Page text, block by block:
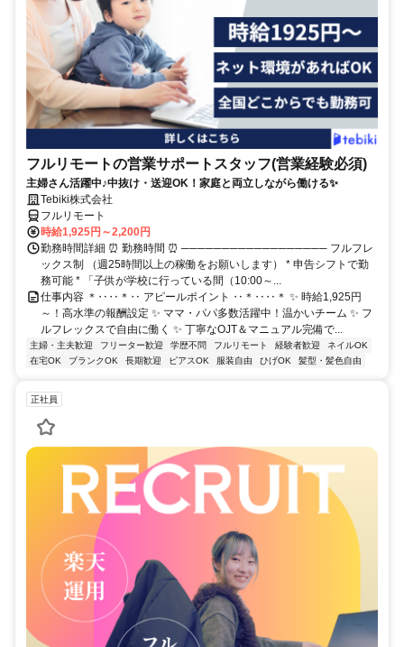
フルリモートの営業サポートスタッフ(営業経験必須)
主婦さん活躍中♪中抜け・送迎OK！家庭と両立しながら働ける✨
Tebiki株式会社
フルリモート
時給1,925円～2,200円
勤務時間詳細 ⏰ 勤務時間 ⏰ ────────────────── フルフレ
ックス制 （週25時間以上の稼働をお願いします） * 申告シフトで勤
務可能 * 「子供が学校に行っている間（10:00～...
仕事内容 ＊‥‥＊‥ アピールポイント ‥＊‥‥＊ ✨ 時給1,925円
～！高水準の報酬設定 ✨ ママ・パパ多数活躍中！温かいチーム ✨ フ
ルフレックスで自由に働く ✨ 丁寧なOJT＆マニュアル完備で...
主婦・主夫歓迎 フリーター歓迎 学歴不問 フルリモート 経験者歓迎
ネイルOK
在宅OK
ブランクOK 長期歓迎 ピアスOK 服装自由 ひげOK 髪型・髪色自由
正社員